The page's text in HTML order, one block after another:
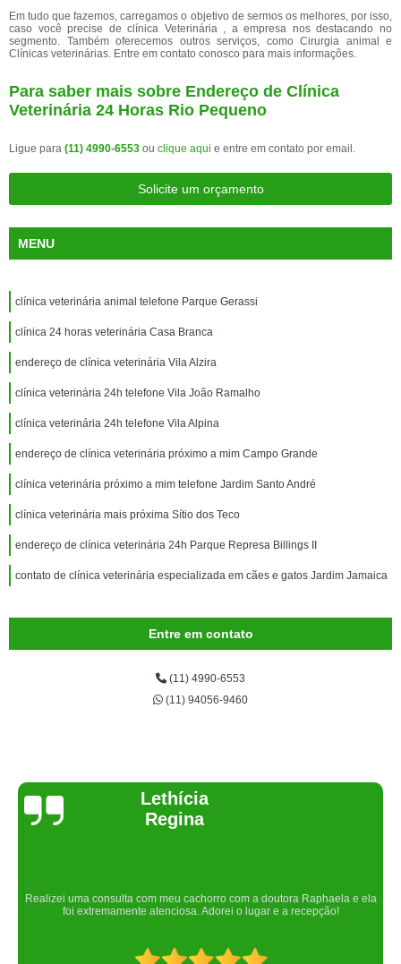
Em tudo que fazemos, carregamos o objetivo de sermos os melhores, por isso,
caso você precise de clínica Veterinária , a empresa nos destacando no
segmento. Também oferecemos outros serviços, como Cirurgia animal e
Clínicas veterinárias. Entre em contato conosco para mais informações.
Para saber mais sobre Endereço de Clínica
Veterinária 24 Horas Rio Pequeno
Ligue para (11) 4990-6553 ou clique aqui e entre em contato por email.
Solicite um orçamento
MENU
clínica veterinária animal telefone Parque Gerassi
clínica 24 horas veterinária Casa Branca
endereço de clínica veterinária Vila Alzira
clínica veterinária 24h telefone Vila João Ramalho
clínica veterinária 24h telefone Vila Alpina
endereço de clínica veterinária próximo a mim Campo Grande
clínica veterinária próximo a mim telefone Jardim Santo André
clínica veterinária mais próxima Sítio dos Teco
endereço de clínica veterinária 24h Parque Represa Billings II
contato de clínica veterinária especializada em cães e gatos Jardim Jamaica
Entre em contato
(11) 4990-6553
(11) 94056-9460
Joelma Lilian
Um lugar maravilhoso. Sempre serei grata pelo que fizeram por nós!